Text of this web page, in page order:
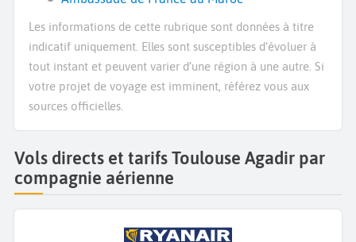
Les informations de cette rubrique sont données à titre
indicatif uniquement. Elles sont susceptibles d’évoluer à
tout instant et peuvent varier d’une région à une autre. Si
votre projet de voyage est imminent, référez vous aux
sources officielles.
Vols directs et tarifs Toulouse Agadir par
compagnie aérienne